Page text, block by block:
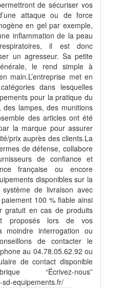
de sécuriser vos
attaque ou de force
en gel par exemple,
inflammation de la peau
il est donc
un agresseur. Sa petite
le rend simple à
main.L’entreprise met en
dans lesquelles
pour la pratique du
lampes, des munitions
des articles ont été
la marque pour assurer
prix auprès des clients.La
de défense, collabore
de confiance et
française ou encore
disponibles sur la
de livraison avec
100 % fiable ainsi
gratuit en cas de produits
proposés lors de vos
moindre interrogation ou
de contacter le
au 04.78.05.62.92 ou
de contact disponible
“Écrivez-nous”
equipements.fr/